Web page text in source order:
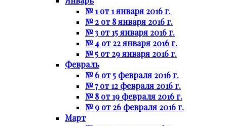
№ 1 от 1 января 2016 г.
№ 2 от 8 января 2016 г.
№ 3 от 15 января 2016 г.
№ 4 от 22 января 2016 г.
№ 5 от 29 января 2016 г.
Февраль
№ 6 от 5 февраля 2016 г.
№ 7 от 12 февраля 2016 г.
№ 8 от 19 февраля 2016 г.
№ 9 от 26 февраля 2016 г.
Март